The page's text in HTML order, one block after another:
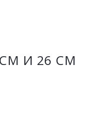
СМ И 26 СМ